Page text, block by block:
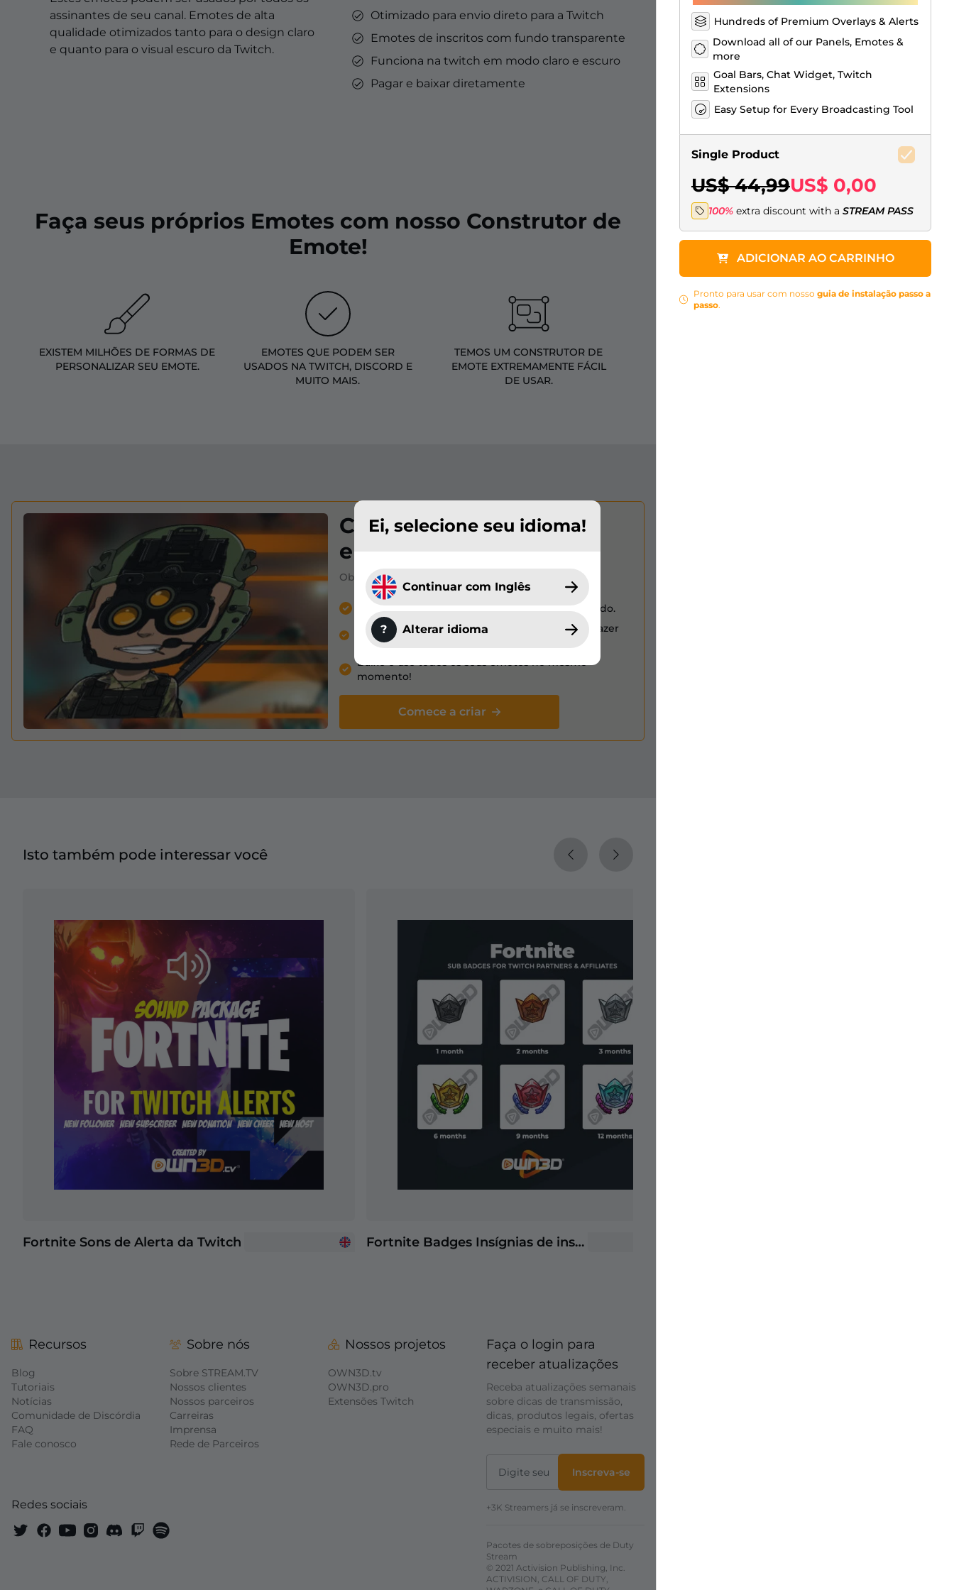
Sobreposições de halloween
Ei, selecione seu idioma!
Continuar com Inglês
? Alterar idioma
Hundreds of Premium Overlays & Alerts
Download all of our Panels, Emotes &
more
Goal Bars, Chat Widget, Twitch
Extensions
Easy Setup for Every Broadcasting Tool
Single Product
US$ 44,99US$ 0,00
100% extra discount with a STREAM PASS
ADICIONAR AO CARRINHO
Pronto para usar com nossoguia de instalação passo a
passo.
assinantes de seu canal. Emotes de alta
qualidade otimizados tanto para o design claro
e quanto para o visual escuro da Twitch.
Otimizado para envio direto para a Twitch
Emotes de inscritos com fundo transparente
Funciona na twitch em modo claro e escuro
Pagar e baixar diretamente
Faça seus próprios Emotes com nosso Construtor de
Emote!
EXISTEM MILHÕES DE FORMAS DE
PERSONALIZAR SEU EMOTE.
EMOTES QUE PODEM SER
USADOS NA TWITCH, DISCORD E
MUITO MAIS.
TEMOS UM CONSTRUTOR DE
EMOTE EXTREMAMENTE FÁCIL
DE USAR.
Crie seus próprios
emotes!
Obtenha milhões de emotes em 3 passos fáceis
Selecione seu próprio personagem personalizado.
Use mais de 100 acessórios customizáveis para fazer
seu próprio emote.
Baixe e use todos os seus emotes no mesmo
momento!
Comece a criar
Isto também pode interessar você
Fortnite Sons de Alerta da Twitch Fortnite Badges Insígnias de inscritos Twitch
Recursos
Blog
Tutoriais
Notícias
Comunidade de Discórdia
FAQ
Fale conosco
Redes sociais
Sobre nós
Sobre STREAM.TV
Nossos clientes
Nossos parceiros
Carreiras
Imprensa
Rede de Parceiros
Nossos projetos
OWN3D.tv
OWN3D.pro
Extensões Twitch
Faça o login para
receber atualizações
Receba atualizações semanais
sobre dicas de transmissão,
dicas, produtos legais, ofertas
especiais e muito mais!
Inscreva-se
+3K Streamers já se inscreveram.
Pacotes de sobreposições de Duty
Stream
© 2021 Activision Publishing, Inc.
ACTIVISION, CALL OF DUTY,